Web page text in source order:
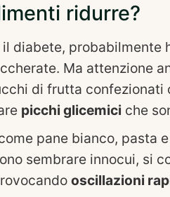
ridurre?
diabete, probabilmente
Ma attenzione
di frutta confezionati
picchi glicemici che
pane bianco, pasta
sembrare innocui, si
oscillazioni